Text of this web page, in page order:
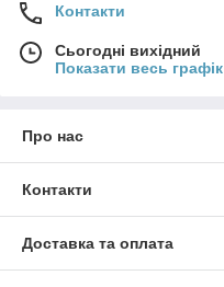
Контакти
Сьогодні вихідний
Показати весь
Про нас
Контакти
Доставка та оплата